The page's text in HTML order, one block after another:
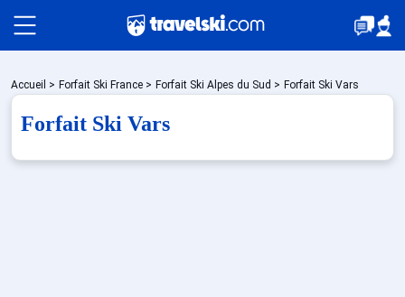
Packages
Accueil > Forfait Ski France > Forfait Ski Alpes du Sud > Forfait Ski Vars
Forfait Ski Vars